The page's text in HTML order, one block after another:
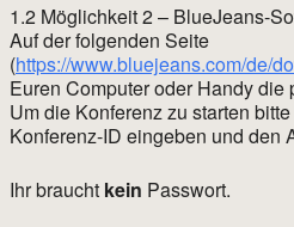
1.2 Möglichkeit 2 – BlueJeans-
Auf der folgenden Seite
(https://www.bluejeans.com/de/
Euren Computer oder Handy die
Um die Konferenz zu starten
Konferenz-ID eingeben und den
Ihr braucht kein Passwort.